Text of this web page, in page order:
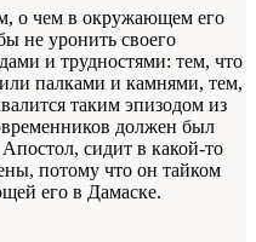
о чем в окружающем его
не уронить своего
и трудностями: тем, что
палками и камнями, тем,
таким эпизодом из
должен был
сидит в какой-то
потому что он тайком
его в Дамаске.